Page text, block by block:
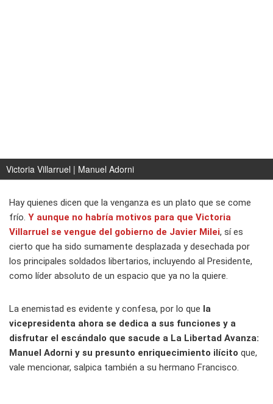
Victoria Villarruel | Manuel Adorni
Hay quienes dicen que la venganza es un plato que se come
frío. Y aunque no habría motivos para que Victoria
Villarruel se vengue del gobierno de Javier Milei, sí es
cierto que ha sido sumamente desplazada y desechada por
los principales soldados libertarios, incluyendo al Presidente,
como líder absoluto de un espacio que ya no la quiere.
La enemistad es evidente y confesa, por lo que la
vicepresidenta ahora se dedica a sus funciones y a
disfrutar el escándalo que sacude a La Libertad Avanza:
Manuel Adorni y su presunto enriquecimiento ilícito que,
vale mencionar, salpica también a su hermano Francisco.